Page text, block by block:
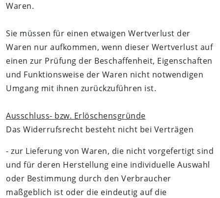
Waren.
Sie müssen für einen etwaigen Wertverlust der
Waren nur aufkommen, wenn dieser Wertverlust auf
einen zur Prüfung der Beschaffenheit, Eigenschaften
und Funktionsweise der Waren nicht notwendigen
Umgang mit ihnen zurückzuführen ist.
Ausschluss- bzw. Erlöschensgründe
Das Widerrufsrecht besteht nicht bei Verträgen
- zur Lieferung von Waren, die nicht vorgefertigt sind
und für deren Herstellung eine individuelle Auswahl
oder Bestimmung durch den Verbraucher
maßgeblich ist oder die eindeutig auf die